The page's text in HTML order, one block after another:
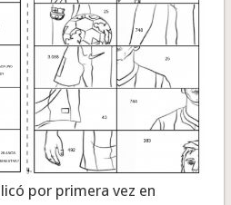
por primera vez en